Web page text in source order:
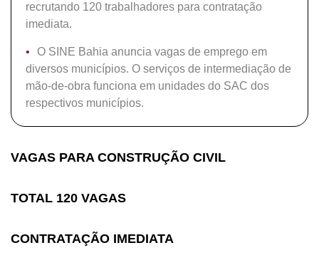
recrutando 120 trabalhadores para contratação
imediata.
O SINE Bahia anuncia vagas de emprego em
diversos municípios. O serviços de intermediação de
mão-de-obra funciona em unidades do SAC dos
respectivos municípios.
VAGAS PARA CONSTRUÇÃO CIVIL
TOTAL 120 VAGAS
CONTRATAÇÃO IMEDIATA